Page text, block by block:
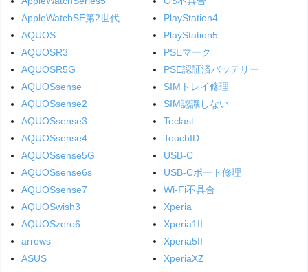
AppleWatchSE第2世代
AQUOS
AQUOSR3
AQUOSR5G
AQUOSsense
AQUOSsense2
AQUOSsense3
AQUOSsense4
AQUOSsense5G
AQUOSsense6s
AQUOSsense7
AQUOSwish3
AQUOSzero6
arrows
ASUS
PlayStation4
PlayStation5
PSEマーク
PSE認証済バッテリー
SIMトレイ修理
SIM認識しない
Teclast
TouchID
USB-C
USB-Cポート修理
Wi-Fi不具合
Xperia
Xperia1II
Xperia5II
XperiaXZ